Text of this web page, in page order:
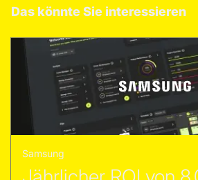
Das könnte Sie interessieren
Samsung